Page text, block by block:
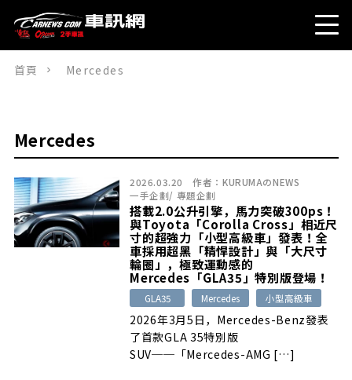
首頁 Mercedes
Mercedes
2026.03.20 作者： KURUMAのNEWS
一手企劃/ 專題企劃
搭載2.0公升引擎，馬力突破300ps！
與Toyota「Corolla Cross」相近尺
寸的超強力「小型高級車」發表！全
車採用超黑「精悍設計」與「大尺寸
輪圈」，極致運動感的
Mercedes「GLA35」特別版登場！
GLA35 Mercedes 小型高級車
2026年3月5日，Mercedes-Benz發表
了首款GLA 35特別版
SUV──「Mercedes-AMG […]